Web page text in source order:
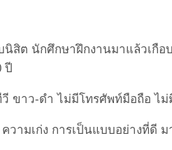
สิต นักศึกษาฝึกงานมาแล้วเกื
ปี
วี ขาว-ดำ ไม่มีโทรศัพท์มือถือ ไ
ามเก่ง การเป็นแบบอย่างที่ดี